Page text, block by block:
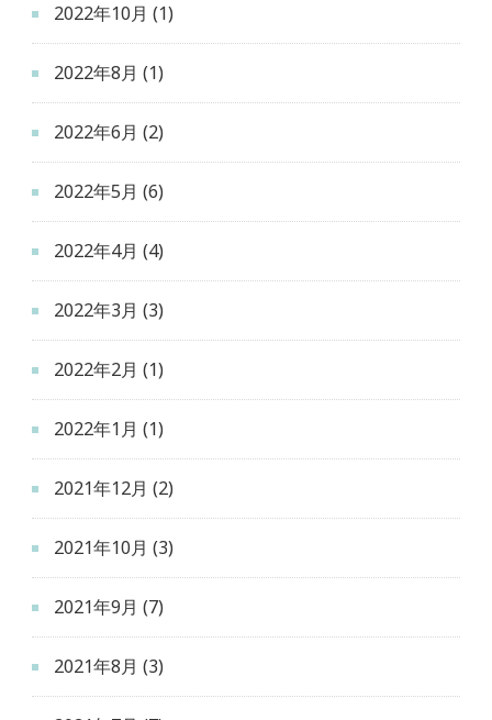
2022年10月 (1)
2022年8月 (1)
2022年6月 (2)
2022年5月 (6)
2022年4月 (4)
2022年3月 (3)
2022年2月 (1)
2022年1月 (1)
2021年12月 (2)
2021年10月 (3)
2021年9月 (7)
2021年8月 (3)